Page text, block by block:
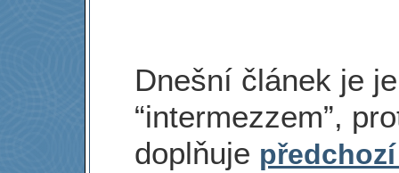
Dnešní článek je
“intermezzem”,
doplňuje